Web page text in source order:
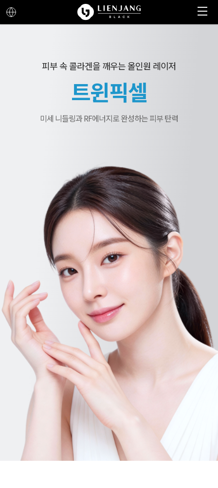
피부 속 콜라겐을 깨우는 올인원 레이저
트윈픽셀
미세 니들링과 RF에너지로 완성하는 피부 탄력